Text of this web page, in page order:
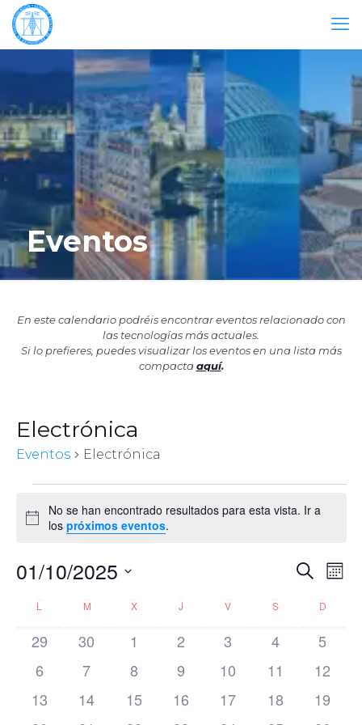
Eventos
En este calendario podréis encontrar eventos relacionado con
las tecnologías más actuales.
Si lo prefieres, puedes visualizar los eventos en una lista más
compacta aquí.
Electrónica
Eventos Electrónica
Aviso
No se han encontrado resultados para esta vista. Ir a
los próximos eventos.
vistas
de
Buscar
de
01/10/2025
Calendario
de
Eventos
L M MARTESXMIÉRCOLES
J V VIERNESSSÁBADO D
0
eventos
29
0
eventos
30
0
eventos
1
0
eventos
2
0
eventos
3
0
eventos
4
0
5
0
eventos
6
0
eventos
7
0
eventos
8
0
eventos
9
0
eventos
10
0
eventos
11
0
12
0
eventos
13
0
eventos
14
0
eventos
15
0
eventos
16
0
eventos
17
0
eventos
18
0
19